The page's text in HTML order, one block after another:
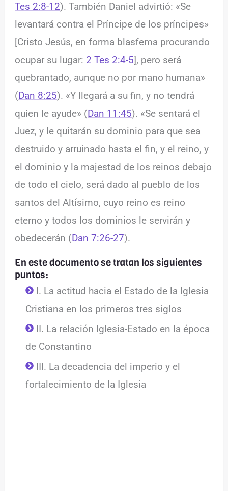
Tes 2:8-12). También Daniel advirtió: «Se
levantará contra el Príncipe de los príncipes»
[Cristo Jesús, en forma blasfema procurando
ocupar su lugar: 2 Tes 2:4-5], pero será
quebrantado, aunque no por mano humana»
(Dan 8:25). «Y llegará a su fin, y no tendrá
quien le ayude» (Dan 11:45). «Se sentará el
Juez, y le quitarán su dominio para que sea
destruido y arruinado hasta el fin, y el reino, y
el dominio y la majestad de los reinos debajo
de todo el cielo, será dado al pueblo de los
santos del Altísimo, cuyo reino es reino
eterno y todos los dominios le servirán y
obedecerán (Dan 7:26-27).
En este documento se tratan los siguientes
puntos:
I. La actitud hacia el Estado de la Iglesia
Cristiana en los primeros tres siglos
II. La relación Iglesia-Estado en la época
de Constantino
III. La decadencia del imperio y el
fortalecimiento de la Iglesia